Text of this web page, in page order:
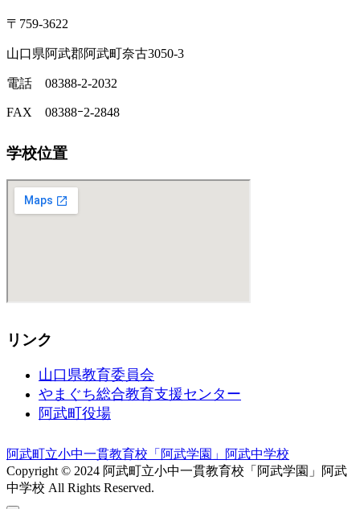
〒759-3622
山口県阿武郡阿武町奈古3050-3
電話 08388-2-2032
FAX 08388ｰ2-2848
学校位置
リンク
山口県教育委員会
やまぐち総合教育支援センター
阿武町役場
阿武町立小中一貫教育校「阿武学園」阿武中学校
Copyright © 2024 阿武町立小中一貫教育校「阿武学園」阿武
中学校 All Rights Reserved.